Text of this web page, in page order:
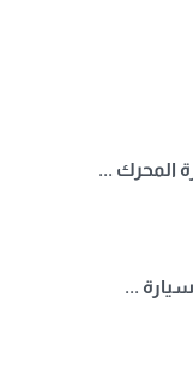
المحرك ...
...